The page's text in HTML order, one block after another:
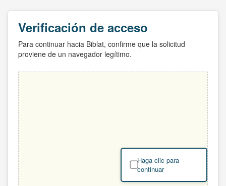
Verificación de acceso
Para continuar hacia Biblat, confirme que la solicitud
proviene de un navegador legítimo.
Haga clic para
continuar